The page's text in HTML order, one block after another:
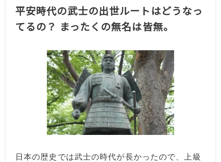
平安時代の武士の出世ルートはどうなっ
てるの？ まったくの無名は皆無。
日本の歴史では武士の時代が長かったので、上級